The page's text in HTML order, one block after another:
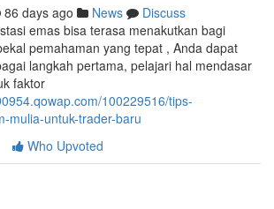
86 days ago News
Discuss
emas bisa terasa menakutkan bagi
pemahaman yang tepat , Anda dapat
langkah pertama, pelajari hal mendasar
faktor
100229516/tips-
mulia-untuk-trader-baru
Who Upvoted